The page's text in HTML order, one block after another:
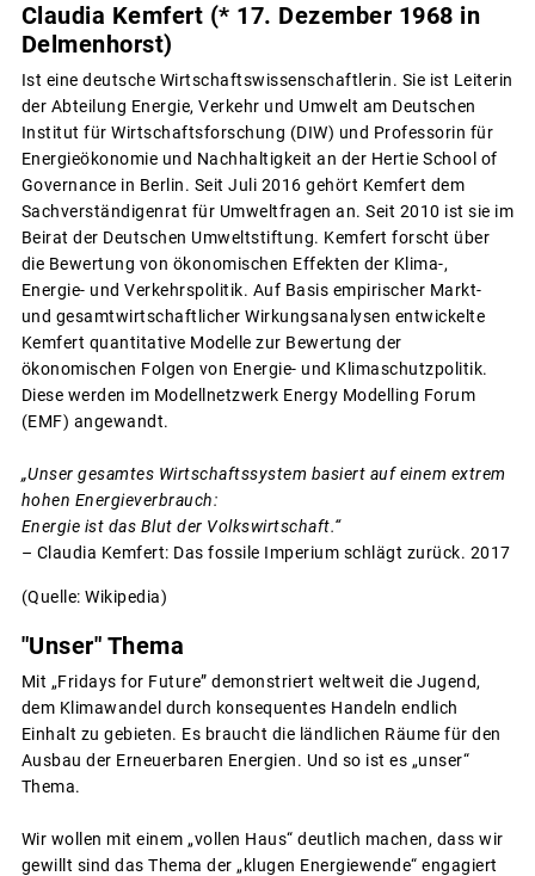
Claudia Kemfert (* 17. Dezember 1968 in
Delmenhorst)
Ist eine deutsche Wirtschaftswissenschaftlerin. Sie ist Leiterin
der Abteilung Energie, Verkehr und Umwelt am Deutschen
Institut für Wirtschaftsforschung (DIW) und Professorin für
Energieökonomie und Nachhaltigkeit an der Hertie School of
Governance in Berlin. Seit Juli 2016 gehört Kemfert dem
Sachverständigenrat für Umweltfragen an. Seit 2010 ist sie im
Beirat der Deutschen Umweltstiftung. Kemfert forscht über
die Bewertung von ökonomischen Effekten der Klima-,
Energie- und Verkehrspolitik. Auf Basis empirischer Markt-
und gesamtwirtschaftlicher Wirkungsanalysen entwickelte
Kemfert quantitative Modelle zur Bewertung der
ökonomischen Folgen von Energie- und Klimaschutzpolitik.
Diese werden im Modellnetzwerk Energy Modelling Forum
(EMF) angewandt.
„Unser gesamtes Wirtschaftssystem basiert auf einem extrem
hohen Energieverbrauch:
Energie ist das Blut der Volkswirtschaft.“
– Claudia Kemfert: Das fossile Imperium schlägt zurück. 2017
(Quelle: Wikipedia)
"Unser" Thema
Mit „Fridays for Future” demonstriert weltweit die Jugend,
dem Klimawandel durch konsequentes Handeln endlich
Einhalt zu gebieten. Es braucht die ländlichen Räume für den
Ausbau der Erneuerbaren Energien. Und so ist es „unser“
Thema.
Wir wollen mit einem „vollen Haus“ deutlich machen, dass wir
gewillt sind das Thema der „klugen Energiewende“ engagiert